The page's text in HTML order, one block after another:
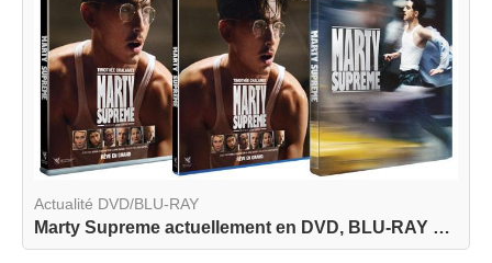
Actualité DVD/BLU-RAY
Marty Supreme actuellement en DVD, BLU-RAY et BL...